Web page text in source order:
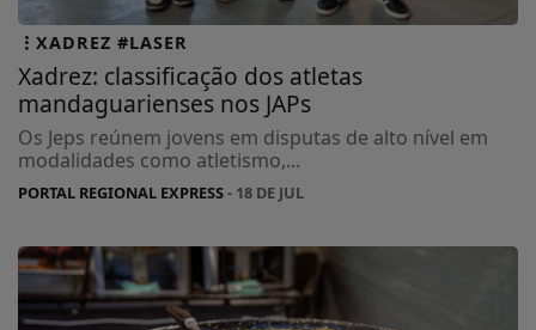
XADREZ #LASER
Xadrez: classificação dos atletas
mandaguarienses nos JAPs
Os Jeps reúnem jovens em disputas de alto nível em
modalidades como atletismo,...
PORTAL REGIONAL EXPRESS- 18 DE JUL